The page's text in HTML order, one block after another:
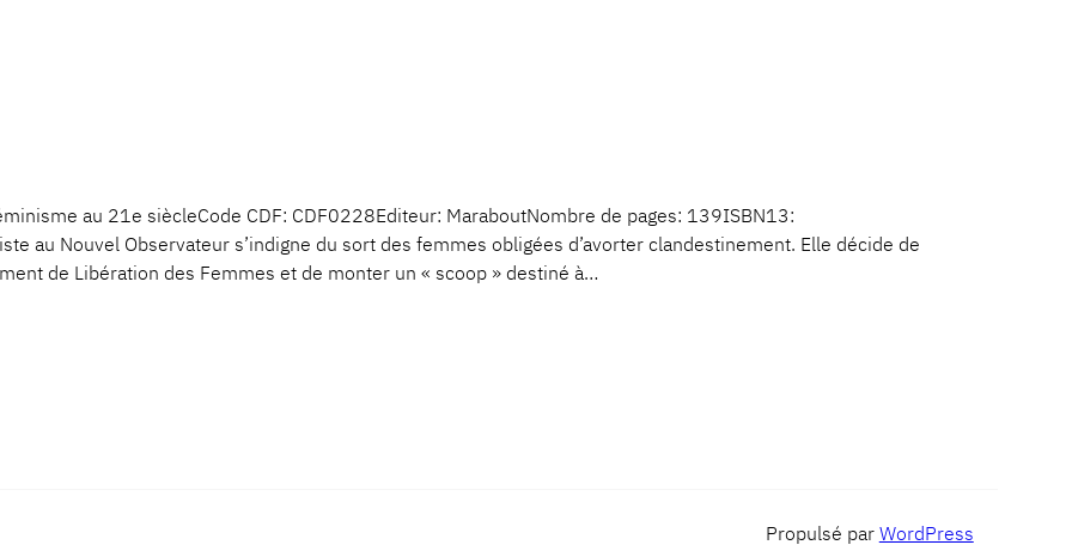
au 21e siècleCode CDF: CDF0228Editeur: MaraboutNombre de pages: 139ISBN13:
au Nouvel Observateur s’indigne du sort des femmes obligées d’avorter clandestinement. Elle décide de
de Libération des Femmes et de monter un « scoop » destiné à…
Propulsé par WordPress